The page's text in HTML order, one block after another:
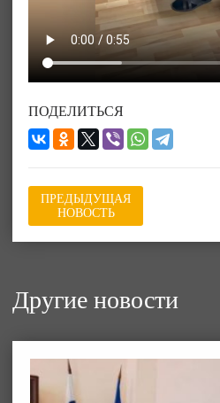
ПОДЕЛИТЬСЯ
ПРЕДЫДУЩАЯ
НОВОСТЬ
Другие новости